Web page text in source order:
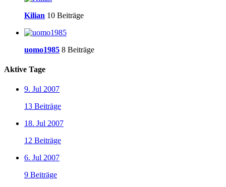
Kilian 10 Beiträge
uomo1985 8 Beiträge
Aktive Tage
9. Jul 2007
13 Beiträge
18. Jul 2007
12 Beiträge
6. Jul 2007
9 Beiträge